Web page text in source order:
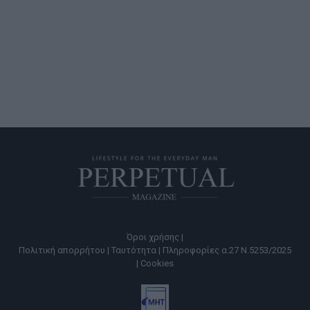
Όροι χρήσης |
Πολιτική απορρήτου | Ταυτότητα | Πληροφορίες α.27 Ν.5253/2025
| Cookies